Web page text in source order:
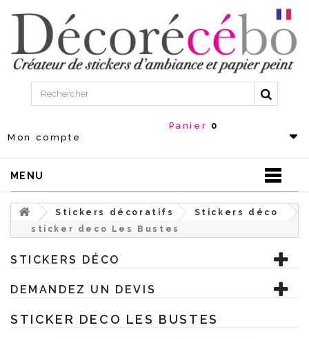
Mon compte
Panier 0
MENU
Stickers décoratifs
Stickers déco
sticker deco Les Bustes
STICKERS DÉCO
DEMANDEZ UN DEVIS
STICKER DECO LES BUSTES